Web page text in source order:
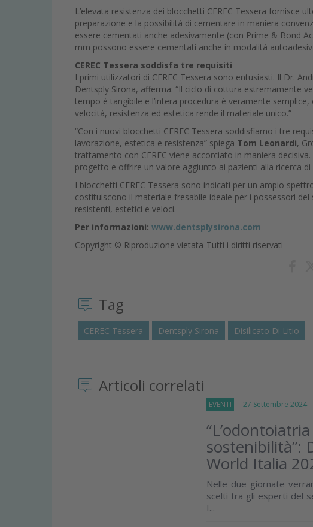
L’elevata resistenza dei blocchetti CEREC Tessera fornisce
preparazione e la possibilità di cementare in maniera
essere cementati anche adesivamente (con Prime & Bond
mm possono essere cementati anche in modalità
CEREC Tessera soddisfa tre requisiti
I primi utilizzatori di CEREC Tessera sono entusiasti. Il Dr.
Dentsply Sirona, afferma: “Il ciclo di cottura estremamente
tempo è tangibile e l’intera procedura è veramente
velocità, resistenza ed estetica rende il materiale unico.”
“Con i nuovi blocchetti CEREC Tessera soddisfiamo i tre
lavorazione, estetica e resistenza” spiega Tom Leonardi,
trattamento con CEREC viene accorciato in maniera
progetto e offrire un valore aggiunto ai pazienti alla ricerca di
I blocchetti CEREC Tessera sono indicati per un ampio
costituiscono il materiale fresabile ideale per i possessori del
resistenti, estetici e veloci.
Per informazioni: www.dentsplysirona.com
Copyright © Riproduzione vietata-Tutti i diritti riservati
Tag
CEREC Tessera Dentsply Sirona Disilicato Di Litio
Articoli correlati
EVENTI 27 Settembre 2024
sostenibilità”:
World Italia
Nelle due giornate
scelti tra gli esperti del
I...